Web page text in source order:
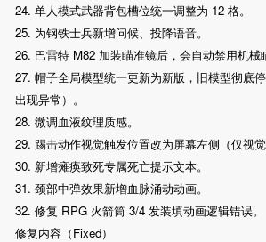
24. 单人模式武器背包槽位统一调整为 12 格。
25. 为钢铁士兵新增问候、投降语音。
26. 巴雷特 M82 加装瞄准镜后，会自动禁用机械
27. 帽子全局模型统一更新为新版，旧模型彻底
出现异常）。
28. 微调血液纹理质感。
29. 踢击动作视觉触发位置改为屏幕左侧（仅视觉
30. 新增瘫痪致死专属死亡提示文本。
31. 颈部中弹效果新增血脉涌动动画。
32. 修复 RPG 火箭筒 3/4 发装填动画逻辑错误。
修复内容（Fixed）